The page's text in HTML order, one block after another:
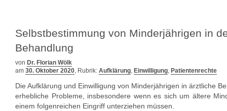
Selbstbestimmung von Minderjährigen in
Behandlung
von Dr. Florian Wölk
am 30. Oktober 2020, Rubrik: Aufklärung, Einwilligung, Patientenrechte
Die Aufklärung und Einwilligung von Minderjährigen in ärztliche
erhebliche Probleme, insbesondere wenn es sich um ältere
einem folgenreichen Eingriff unterziehen müssen.